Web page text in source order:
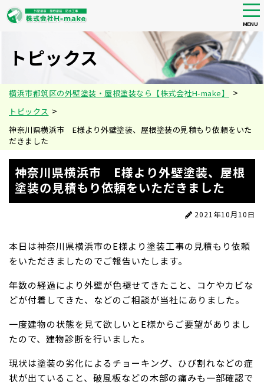
main
MENU
トピックス
横浜市都筑区の外壁塗装・屋根塗装なら【株式会社H-make】 >
トピックス >
神奈川県横浜市 E様より外壁塗装、屋根塗装の見積もり依頼をいた
だきました
神奈川県横浜市 E様より外壁塗装、屋根
塗装の見積もり依頼をいただきました
2021年10月10日
本日は神奈川県横浜市のE様より塗装工事の見積もり依頼
をいただきましたのでご報告いたします。
年数の経過により外壁が色褪せてきたこと、コケやカビな
どが付着してきた、などのご相談が当社にありました。
一度建物の状態を見て欲しいとE様からご要望がありまし
たので、建物診断を行いました。
現状は塗装の劣化によるチョーキング、ひび割れなどの症
状が出ていること、破風板などの木部の痛みも一部確認で